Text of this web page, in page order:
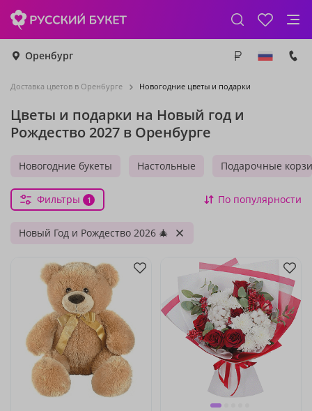
Оренбург
Доставка цветов в Оренбурге Новогодние цветы и подарки
Цветы и подарки на Новый год и
Рождество 2027 в Оренбурге
Новогодние букеты Настольные Подарочные
Фильтры 1 По популярности
Новый Год и Рождество 2026 🎄